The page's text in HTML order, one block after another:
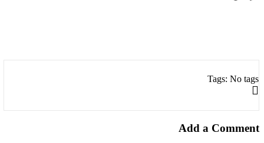
Tags: No tags
Add a Comment